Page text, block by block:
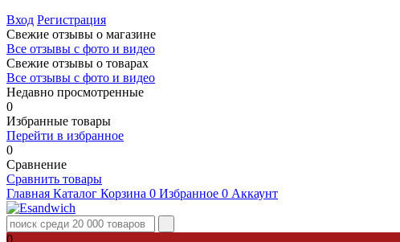
Вход Регистрация
Свежие отзывы о магазине
Все отзывы с фото и видео
Свежие отзывы о товарах
Все отзывы c фото и видео
Недавно просмотренные
0
Избранные товары
Перейти в избранное
0
Сравнение
Сравнить товары
Главная Каталог Корзина 0 Избранное 0 Аккаунт
0